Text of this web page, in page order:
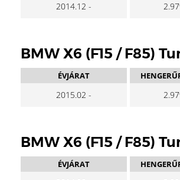
2014.12 -
BMW X6 (F15 / F85)
ÉVJÁRAT
2015.02 -
BMW X6 (F15 / F85)
ÉVJÁRAT